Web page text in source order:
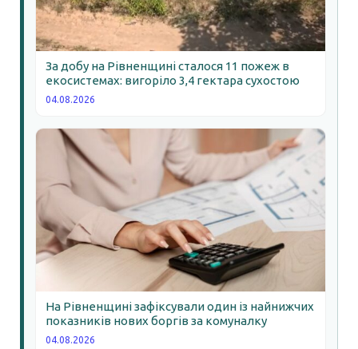
За добу на Рівненщині сталося 11 пожеж в
екосистемах: вигоріло 3,4 гектара сухостою
04.08.2026
На Рівненщині зафіксували один із найнижчих
показників нових боргів за комуналку
04.08.2026